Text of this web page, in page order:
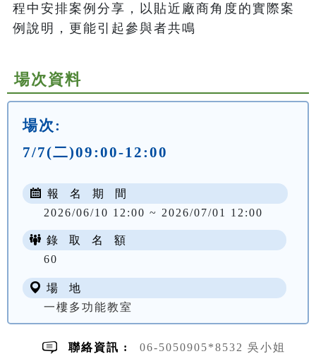
程中安排案例分享，以貼近廠商角度的實際案
例說明，更能引起參與者共鳴
場次資料
場次:
7/7(二)09:00-12:00
報 名 期 間
2026/06/10 12:00 ~ 2026/07/01 12:00
錄 取 名 額
60
場 地
一樓多功能教室
聯絡資訊 : 06-5050905*8532 吳小姐